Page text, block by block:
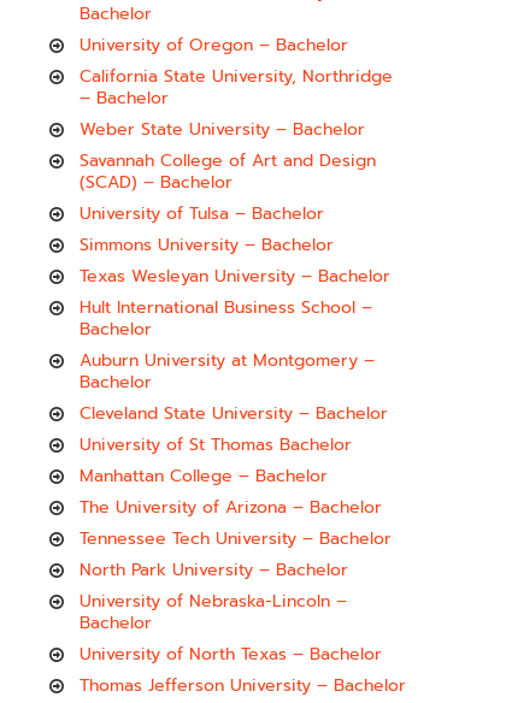
Bachelor
University of Oregon – Bachelor
California State University, Northridge
– Bachelor
Weber State University – Bachelor
Savannah College of Art and Design
(SCAD) – Bachelor
University of Tulsa – Bachelor
Simmons University – Bachelor
Texas Wesleyan University – Bachelor
Hult International Business School –
Bachelor
Auburn University at Montgomery –
Bachelor
Cleveland State University – Bachelor
University of St Thomas Bachelor
Manhattan College – Bachelor
The University of Arizona – Bachelor
Tennessee Tech University – Bachelor
North Park University – Bachelor
University of Nebraska-Lincoln –
Bachelor
University of North Texas – Bachelor
Thomas Jefferson University – Bachelor